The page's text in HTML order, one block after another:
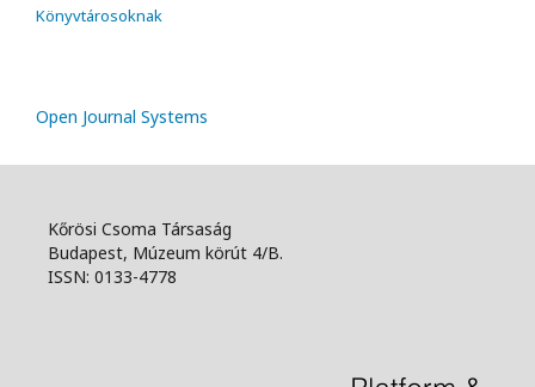
Könyvtárosoknak
Open Journal Systems
Kőrösi Csoma Társaság
Budapest, Múzeum körút 4/B.
ISSN: 0133-4778